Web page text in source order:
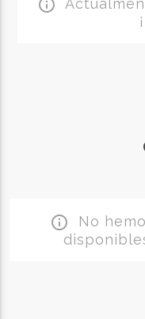
info_outline
info_outline No